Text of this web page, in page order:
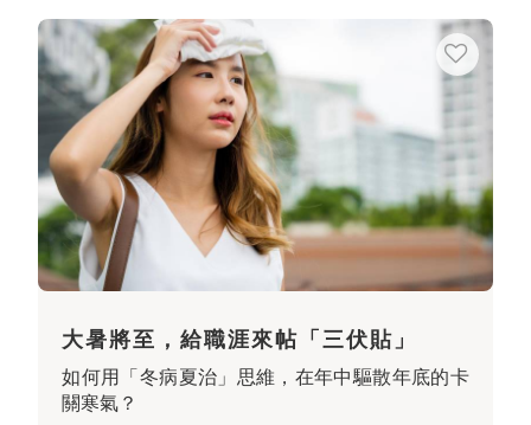
大暑將至，給職涯來帖「三伏貼」
如何用「冬病夏治」思維，在年中驅散年底的卡
關寒氣？